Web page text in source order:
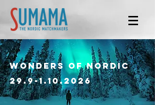
wonders of Nordic
29.9-1.10.2026